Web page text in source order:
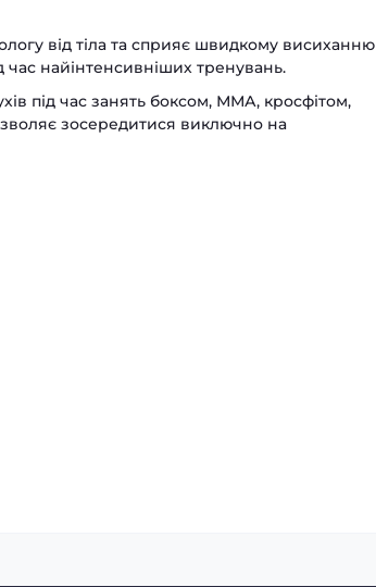
від тіла та сприяє швидкому висиханню
час найінтенсивніших тренувань.
під час занять боксом, ММА, кросфітом,
зосередитися виключно на